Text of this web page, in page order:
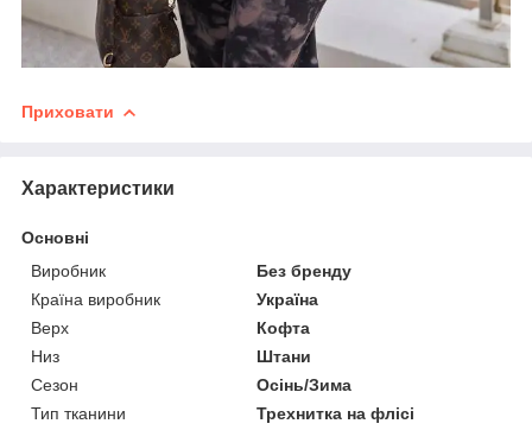
Приховати
Характеристики
Основні
Виробник
Без бренду
Країна виробник
Україна
Верх
Кофта
Низ
Штани
Сезон
Осінь/Зима
Тип тканини
Трехнитка на флісі